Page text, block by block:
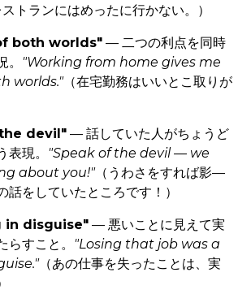
トランにはめったに行かない。）
both worlds" — 二つの利点を同時
"Working from home gives me
worlds."（在宅勤務はいいとこ取りが
devil" — 話していた人がちょうど
表現。 "Speak of the devil — we
about you!"（うわさをすれば影—
話をしていたところです！）
in disguise" — 悪いことに見えて実
らすこと。 "Losing that job was a
（あの仕事を失ったことは、実